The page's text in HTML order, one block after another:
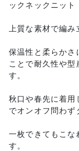
ックネックニット
上質な素材で編
保温性と柔らかさ
ことで耐久性や型
す。
秋口や春先に着用
でオンオフ問わず
一枚できてもこな
す。